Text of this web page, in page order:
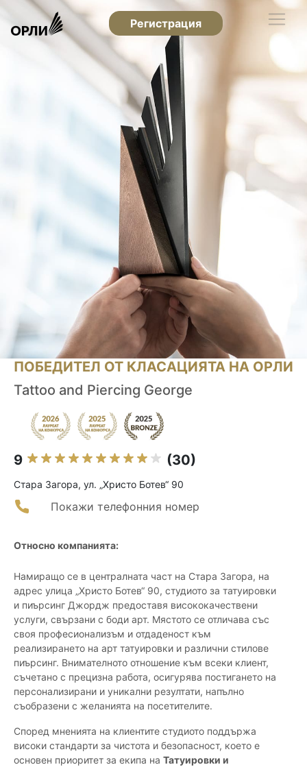
Регистрация
ПОБЕДИТЕЛ ОТ КЛАСАЦИЯТА НА ОРЛИ
Tattoo and Piercing George
9 (30)
Стара Загора, ул. „Христо Ботев“ 90
Покажи телефонния номер
Относно компанията:
Намиращо се в централната част на Стара Загора, на
адрес улица „Христо Ботев“ 90, студиото за татуировки
и пиърсинг Джордж предоставя висококачествени
услуги, свързани с боди арт. Мястото се отличава със
своя професионализъм и отдаденост към
реализирането на арт татуировки и различни стилове
пиърсинг. Внимателното отношение към всеки клиент,
съчетано с прецизна работа, осигурява постигането на
персонализирани и уникални резултати, напълно
съобразени с желанията на посетителите.
Според мненията на клиентите студиото поддържа
високи стандарти за чистота и безопасност, което е
основен приоритет за екипа на Татуировки и